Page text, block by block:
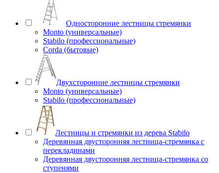
Односторонние лестницы стремянки
Monto (универсальные)
Stabilo (профессиональные)
Corda (бытовые)
Двухсторонние лестницы стремянки
Monto (универсальные)
Stabilo (профессиональные)
Лестницы и стремянки из дерева Stabilo
Деревянная двусторонняя лестница-стремянка с
перекладинами
Деревянная двусторонняя лестница-стремянка со
ступенями